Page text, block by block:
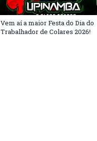
Vem aí a maior Festa do Dia do
Trabalhador de Colares 2026!